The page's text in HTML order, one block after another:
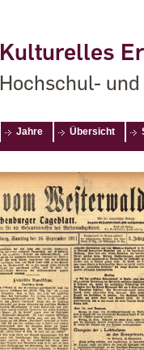
Kulturelles
Hochschul-
Jahre Übersicht